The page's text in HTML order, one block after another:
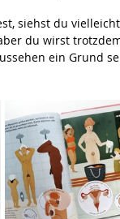
siehst du
du wirst
ein Grund